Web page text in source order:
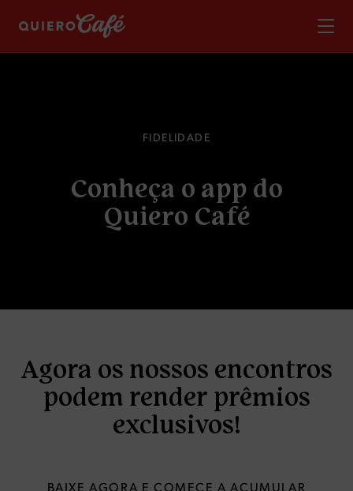
FIDEL IDAD E
Conheça o app do
Quiero Café
Agora os nossos encontros
podem render prêmios
exclusivos!
BAIXE AGORA E COMECE A ACUMULAR